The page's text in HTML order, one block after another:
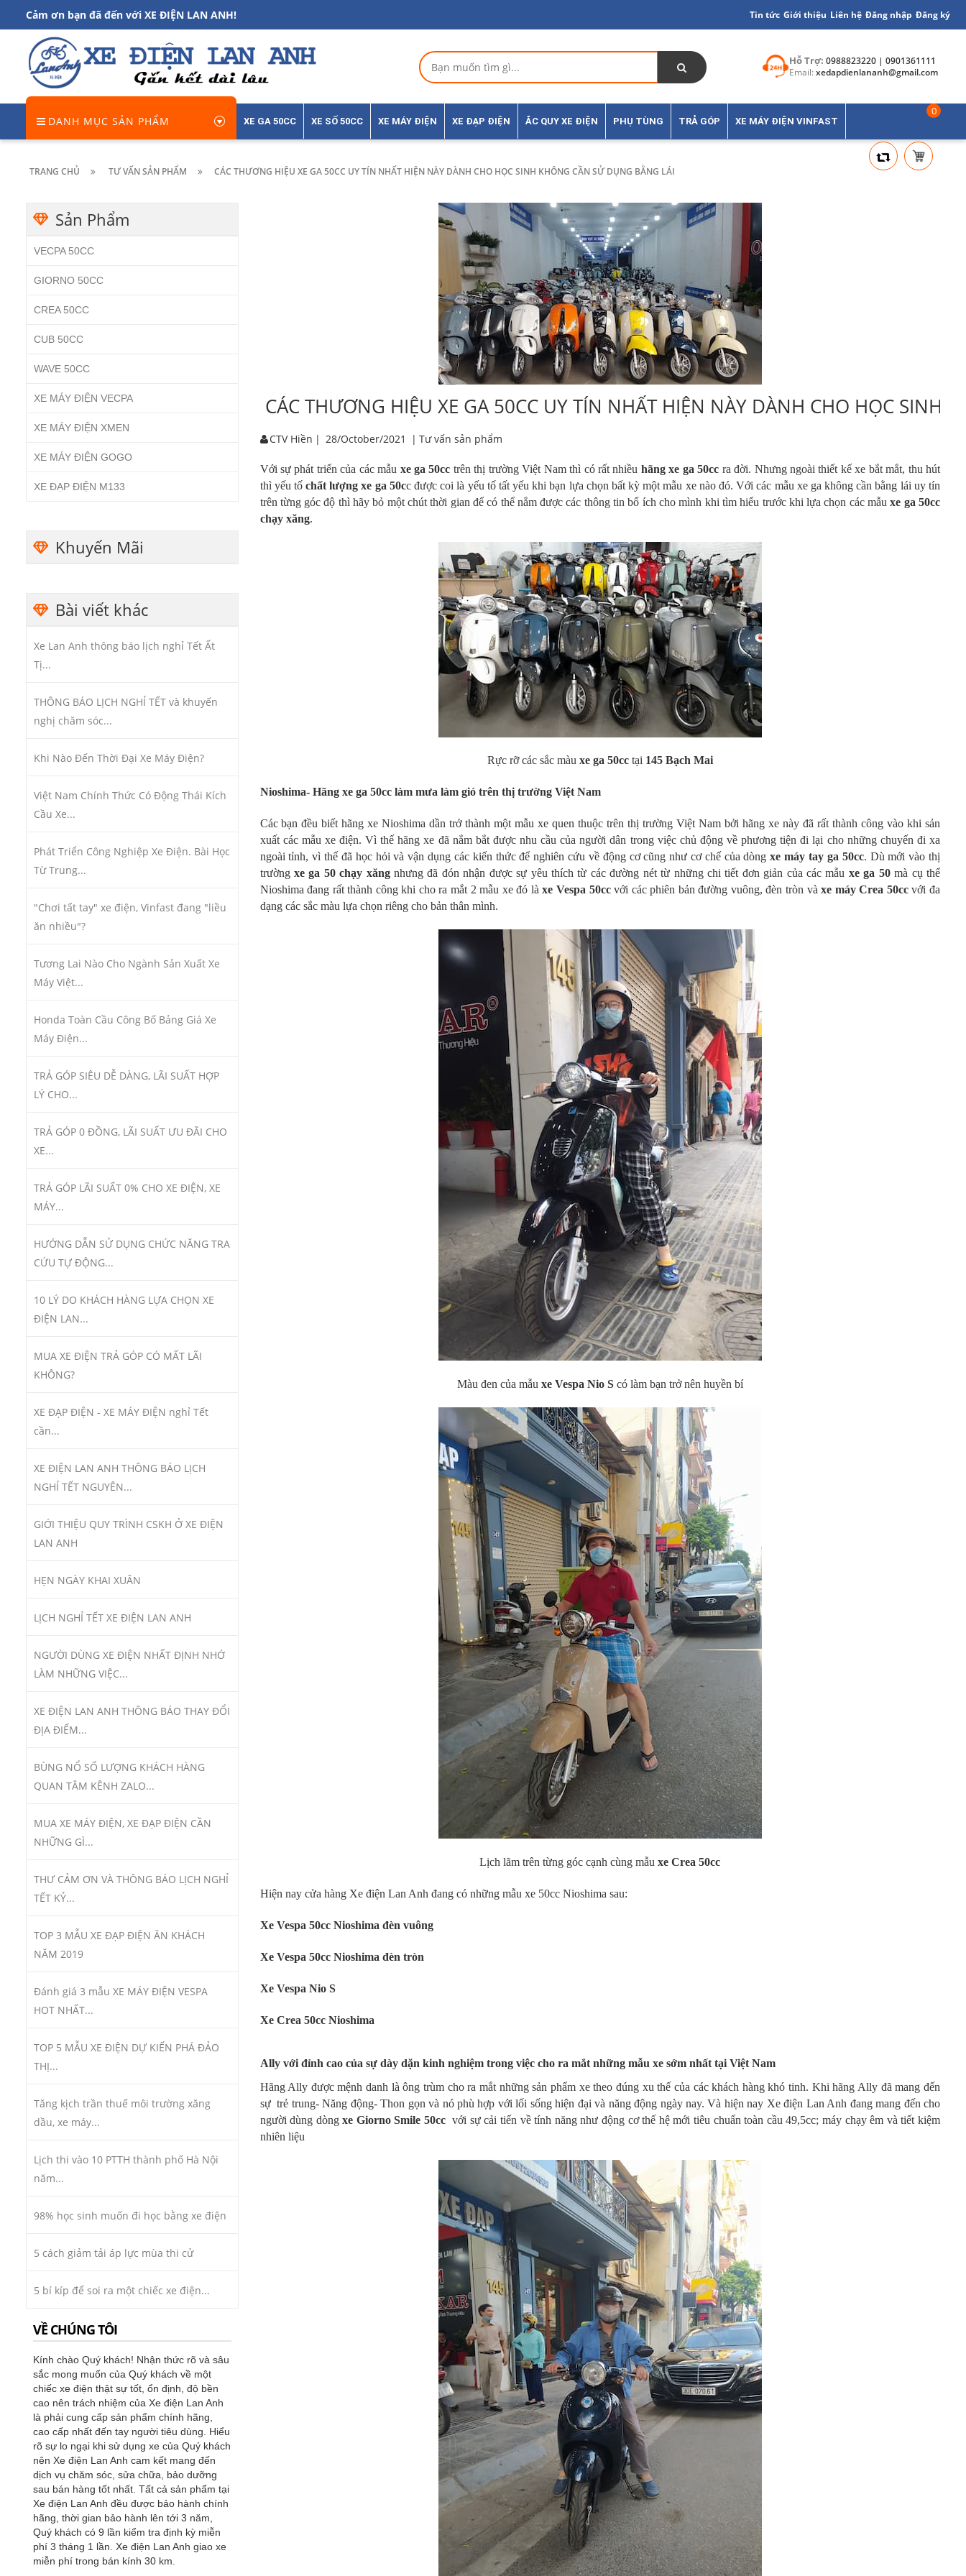
Cảm ơn bạn đã đến với XE ĐIỆN LAN ANH! Tin tức Giới thiệu Liên hệ Đăng nhập Đăng ký
Hỗ Trợ:0988823220 | 0901361111
Email: xedapdienlananh@gmail.com
DANH MỤC SẢN PHẨM XE GA 50CC XE SỐ 50CC XE MÁY ĐIỆN XE ĐẠP ĐIỆN ẮC QUY XE ĐIỆN PHỤ TÙNG TRẢ GÓP XE MÁY ĐIỆN VINFAST
0
TRANG CHỦ TƯ VẤN SẢN PHẨM CÁC THƯƠNG HIỆU XE GA 50CC UY TÍN NHẤT HIỆN NÀY DÀNH CHO HỌC SINH KHÔNG CẦN SỬ DỤNG BẰNG LÁI
Sản Phẩm
VECPA 50CC
GIORNO 50CC
CREA 50CC
CUB 50CC
WAVE 50CC
XE MÁY ĐIỆN VECPA
XE MÁY ĐIỆN XMEN
XE MÁY ĐIỆN GOGO
XE ĐẠP ĐIỆN M133
Khuyến Mãi
Bài viết khác
Xe Lan Anh thông báo lịch nghỉ Tết Ất
Tị...
THÔNG BÁO LỊCH NGHỈ TẾT và khuyến
nghị chăm sóc...
Khi Nào Đến Thời Đại Xe Máy Điện?
Việt Nam Chính Thức Có Động Thái Kích
Cầu Xe...
Phát Triển Công Nghiệp Xe Điện. Bài Học
Từ Trung...
"Chơi tất tay" xe điện, Vinfast đang "liều
ăn nhiều"?
Tương Lai Nào Cho Ngành Sản Xuất Xe
Máy Việt...
Honda Toàn Cầu Công Bố Bảng Giá Xe
Máy Điện...
TRẢ GÓP SIÊU DỄ DÀNG, LÃI SUẤT HỢP
LÝ CHO...
TRẢ GÓP 0 ĐỒNG, LÃI SUẤT ƯU ĐÃI CHO
XE...
TRẢ GÓP LÃI SUẤT 0% CHO XE ĐIỆN, XE
MÁY...
HƯỚNG DẪN SỬ DỤNG CHỨC NĂNG TRA
CỨU TỰ ĐỘNG...
10 LÝ DO KHÁCH HÀNG LỰA CHỌN XE
ĐIỆN LAN...
MUA XE ĐIỆN TRẢ GÓP CÓ MẤT LÃI
KHÔNG?
XE ĐẠP ĐIỆN - XE MÁY ĐIỆN nghỉ Tết
cần...
XE ĐIỆN LAN ANH THÔNG BÁO LỊCH
NGHỈ TẾT NGUYÊN...
GIỚI THIỆU QUY TRÌNH CSKH Ở XE ĐIỆN
LAN ANH
HẸN NGÀY KHAI XUÂN
LỊCH NGHỈ TẾT XE ĐIỆN LAN ANH
NGƯỜI DÙNG XE ĐIỆN NHẤT ĐỊNH NHỚ
LÀM NHỮNG VIỆC...
XE ĐIỆN LAN ANH THÔNG BÁO THAY ĐỔI
ĐỊA ĐIỂM...
BÙNG NỔ SỐ LƯỢNG KHÁCH HÀNG
QUAN TÂM KÊNH ZALO...
MUA XE MÁY ĐIỆN, XE ĐẠP ĐIỆN CẦN
NHỮNG GÌ...
THƯ CẢM ƠN VÀ THÔNG BÁO LỊCH NGHỈ
TẾT KỶ...
TOP 3 MẪU XE ĐẠP ĐIỆN ĂN KHÁCH
NĂM 2019
Đánh giá 3 mẫu XE MÁY ĐIỆN VESPA
HOT NHẤT...
TOP 5 MẪU XE ĐIỆN DỰ KIẾN PHÁ ĐẢO
THỊ...
Tăng kịch trần thuế môi trường xăng
dầu, xe máy...
Lịch thi vào 10 PTTH thành phố Hà Nội
năm...
98% học sinh muốn đi học bằng xe điện
5 cách giảm tải áp lực mùa thi cử
5 bí kíp để soi ra một chiếc xe điện...
VỀ CHÚNG TÔI
Kính chào Quý khách! Nhận thức rõ và sâu
sắc mong muốn của Quý khách về một
chiếc xe điện thật sự tốt, ổn định, độ bền
cao nên trách nhiệm của Xe điện Lan Anh
là phải cung cấp sản phẩm chính hãng,
cao cấp nhất đến tay người tiêu dùng. Hiểu
rõ sự lo ngại khi sử dụng xe của Quý khách
nên Xe điện Lan Anh cam kết mang đến
dịch vụ chăm sóc, sửa chữa, bảo dưỡng
sau bán hàng tốt nhất. Tất cả sản phẩm tại
Xe điện Lan Anh đều được bảo hành chính
hãng, thời gian bảo hành lên tới 3 năm,
Quý khách có 9 lần kiểm tra định kỳ miễn
phí 3 tháng 1 lần. Xe điện Lan Anh giao xe
miễn phí trong bán kính 30 km.
CÁC THƯƠNG HIỆU XE GA 50CC UY TÍN NHẤT HIỆN NÀY DÀNH CHO HỌC SINH
CTV Hiền | 28/October/2021 | Tư vấn sản phẩm
Với sự phát triển của các mẫu xe ga 50cc trên thị trường Việt Nam thì có rất nhiều hãng xe ga 50cc ra đời. Nhưng ngoài thiết kế xe bắt mắt, thu hút
thì yếu tốchất lượng xe ga 50cc được coi là yếu tố tất yếu khi bạn lựa chọn bất kỳ một mẫu xe nào đó. Với các mẫu xe ga không cần bằng lái uy tín
trên từng góc độ thì hãy bỏ một chút thời gian để có thể nắm được các thông tin bổ ích cho mình khi tìm hiểu trước khi lựa chọn các mẫuxe ga 50cc
chạy xăng.
Rực rỡ các sắc màu xe ga 50cctại 145 Bạch Mai
Nioshima- Hãng xe ga 50cc làm mưa làm gió trên thị trường Việt Nam
Các bạn đều biết hãng xe Nioshima dần trở thành một mẫu xe quen thuộc trên thị trường Việt Nam bởi hãng xe này đã rất thành công vào khi sản
xuất các mẫu xe điện. Vì thế hãng xe đã nắm bắt được nhu cầu của người dân trong việc chủ động về phương tiện đi lại cho những chuyến đi xa
ngoài tỉnh, vì thế đã học hỏi và vận dụng các kiến thức để nghiên cứu về động cơ cũng như cơ chế của dòngxe máy tay ga 50cc. Dù mới vào thị
trường xe ga 50 chạy xăngnhưng đã đón nhận được sự yêu thích từ các đường nét từ những chi tiết đơn giản của các mẫu xe ga 50mà cụ thể
Nioshima đang rất thành công khi cho ra mắt 2 mẫu xe đó làxe Vespa 50ccvới các phiên bản đường vuông, đèn tròn vàxe máy Crea 50ccvới đa
dạng các sắc màu lựa chọn riêng cho bản thân mình.
Màu đen của mẫu xe Vespa Nio Scó làm bạn trở nên huyền bí
Lịch lãm trên từng góc cạnh cùng mẫuxe Crea 50cc
Hiện nay cửa hàng Xe điện Lan Anh đang có những mẫu xe 50cc Nioshima sau:
Xe Vespa 50cc Nioshima đèn vuông
Xe Vespa 50cc Nioshima đèn tròn
Xe Vespa Nio S
Xe Crea 50cc Nioshima
Ally với đỉnh cao của sự dày dặn kinh nghiệm trong việc cho ra mắt những mẫu xe sớm nhất tại Việt Nam
Hãng Ally được mệnh danh là ông trùm cho ra mắt những sản phẩm xe theo đúng xu thế của các khách hàng khó tinh. Khi hãng Ally đã mang đến
sự trẻ trung- Năng động- Thon gọn và nó phù hợp với lối sống hiện đại và năng động ngày nay. Và hiện nay Xe điện Lan Anh đang mang đến cho
người dùng dòngxe Giorno Smile 50cc với sự cải tiến về tính năng như động cơ thế hệ mới tiêu chuẩn toàn cầu 49,5cc; máy chạy êm và tiết kiệm
nhiên liệu